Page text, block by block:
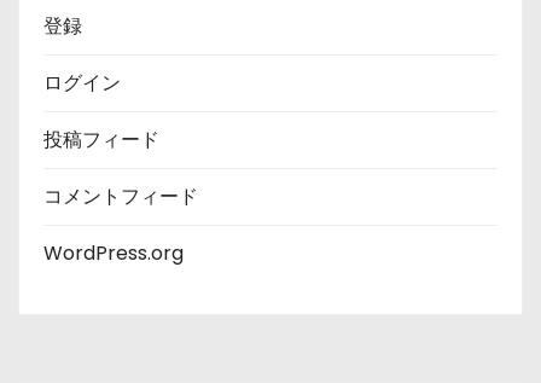
登録
ログイン
投稿フィード
コメントフィード
WordPress.org